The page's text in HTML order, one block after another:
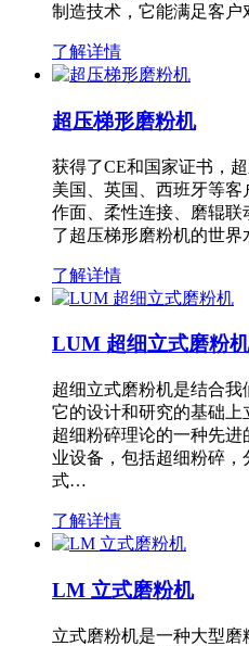
制造技术，它能满足客
了解详情
超压梯形磨粉机
获得了CE和国家证书，
美国、英国、西班牙等
作面、柔性连接、磨辊联
了超压梯形磨粉机的世
了解详情
LUM 超细立式磨粉机
超细立式磨粉机是结合我
它的设计和研究的基础
超细粉碎理论的一种先
业设备，包括超细粉碎
式…
了解详情
LM 立式磨粉机
立式磨粉机是一种大型